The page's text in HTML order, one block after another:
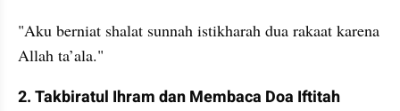
"Aku berniat shalat sunnah istikharah dua rakaat karena
Allah ta’ala."
2. Takbiratul Ihram dan Membaca Doa Iftitah